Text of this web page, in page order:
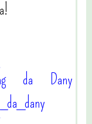
da Dany